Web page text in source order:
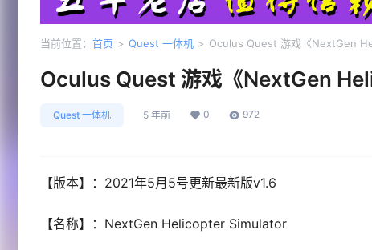
当前位置： 首页 > Quest 一体机 > Oculus Quest 游戏《NextGen
Oculus Quest 游戏《NextGen
Quest 一体机 5 年前 0 972
【版本】：2021年5月5号更新最新版v1.6
【名称】：NextGen Helicopter Simulator